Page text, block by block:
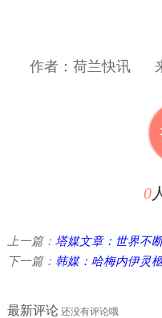
作者：荷兰快讯
0
上一篇： 塔媒文章：世界不
下一篇： 韩媒：哈梅内伊灵
最新评论还没有评论哦